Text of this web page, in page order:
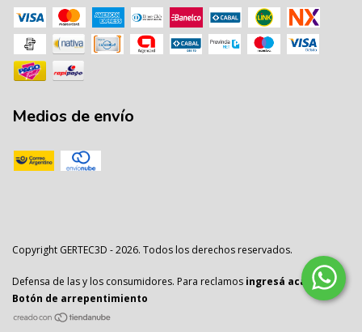
Medios de envío
Copyright GERTEC3D - 2026. Todos los derechos reservados.
Defensa de las y los consumidores. Para reclamos ingresá acá.
/
Botón de arrepentimiento